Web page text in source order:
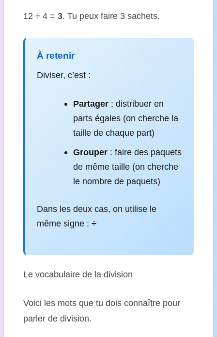
12 ÷ 4 = 3. Tu peux faire 3 sachets.
À retenir
Diviser, c’est :
Partager: distribuer en
parts égales (on cherche la
taille de chaque part)
Grouper: faire des paquets
de même taille (on cherche
le nombre de paquets)
Dans les deux cas, on utilise le
même signe : ÷
Le vocabulaire de la division
Voici les mots que tu dois connaître pour
parler de division.